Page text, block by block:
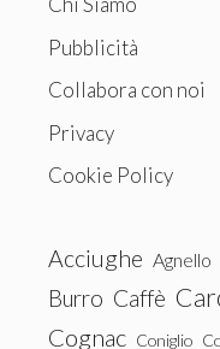
Pubblicità
Collabora con noi
Privacy
Cookie Policy
Acciughe Agnello
Burro Caffè
Cognac Coniglio